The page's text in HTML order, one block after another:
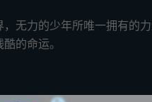
力的少年所唯一拥有的
的命运。